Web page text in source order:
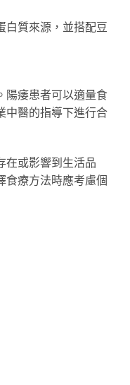
白質來源，並搭配豆
陽痿患者可以適量食
中醫的指導下進行合
在或影響到生活品
食療方法時應考慮個